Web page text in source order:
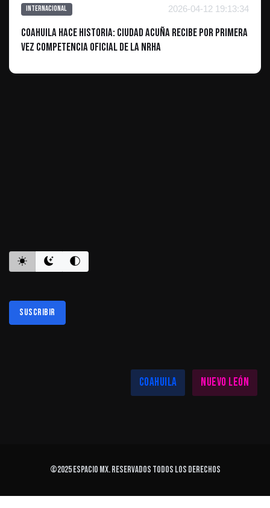
Internacional 2026-04-12 19:13:34
Coahuila hace historia: Ciudad Acuña recibe por primera
vez competencia oficial de la NRHA
Suscribir
Coahuila
Nuevo León
©2025ESPACIO MX. Reservados todos los derechos